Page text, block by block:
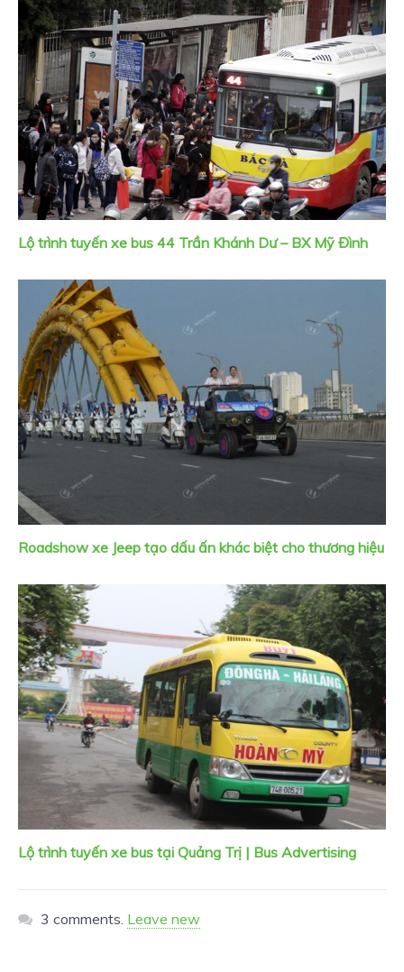
Lộ trình tuyến xe bus 44 Trần Khánh Dư – BX Mỹ Đình
Roadshow xe Jeep tạo dấu ấn khác biệt cho thương hiệu
Lộ trình tuyến xe bus tại Quảng Trị | Bus Advertising
3 comments. Leave new